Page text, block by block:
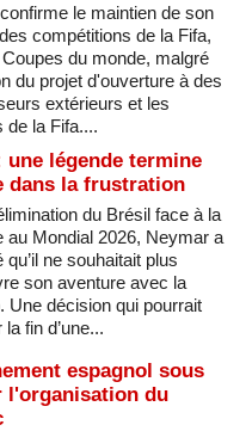
le maintien de son
compétitions de la Fifa,
du monde, malgré
du projet d'ouverture à des
extérieurs et les
de la Fifa....
légende termine
dans la frustration
du Brésil face à la
au Mondial 2026, Neymar a
qu’il ne souhaitait plus
son aventure avec la
Une décision qui pourrait
fin d’une...
espagnol sous
l'organisation du